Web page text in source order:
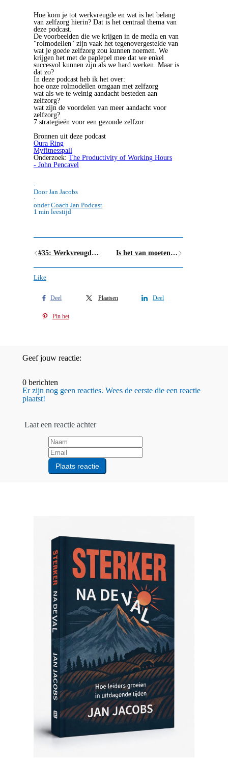
Hoe kom je tot werkvreugde en wat is het belang
van zelfzorg hierin? Dat is het centraal thema van
deze podcast.
De voorbeelden die we krijgen in de media en van
"rolmodellen" zijn vaak het tegenovergestelde van
wat je goede zelfzorg zou kunnen noemen. We
krijgen het met de paplepel mee dat we enkel
succesvol kunnen zijn als we hard werken. Maar is
dat zo?
In deze podcast heb ik het over:
hoe onze rolmodellen omgaan met zelfzorg
wat als we te weinig aandacht besteden aan
zelfzorg?
wat zijn de voordelen van meer aandacht voor
zelfzorg?
7 strategieën voor een gezonde zelfzor
Bronnen uit deze podcast
Oura Ring
Myfitnesspall
Onderzoek: The Productivity of Working Hours
- John Pencavel
·
Door Jan Jacobs
·
onderCoach Jan Podcast
1 min leestijd
#35: Werkvreugde, zelfzorg en mindfulness (1) Is het van moeten, willen of mogen?
Like
Deel Plaatsen Deel
Pin het
Geef jouw reactie:
0 berichten
Er zijn nog geen reacties. Wees de eerste die een reactie
plaatst!
Laat een reactie achter